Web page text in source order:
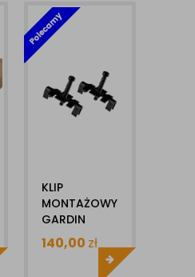
KLIP
MONTAŻOWY
GARDIN
SOLID
UNIWERSALNY
140,00 zł